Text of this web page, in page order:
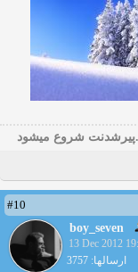
شروع میشود
#10
boy_seven
13 Dec 2012
ارسالها: 3757